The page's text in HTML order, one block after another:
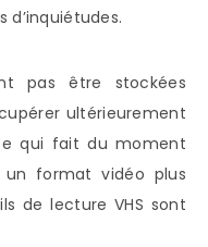
pas être stockées
ultérieurement
qui fait du moment
un format vidéo plus
de lecture VHS sont